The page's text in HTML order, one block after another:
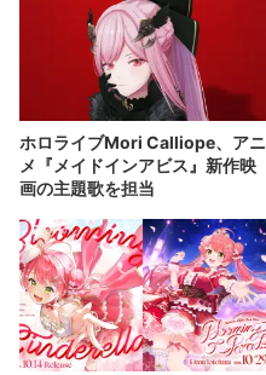
ホロライブMori Calliope、アニ
メ『メイドインアビス』新作映
画の主題歌を担当